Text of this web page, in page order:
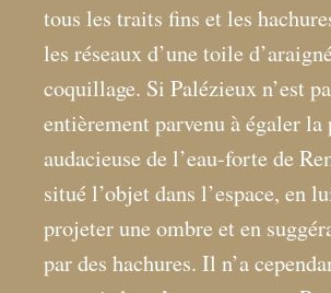
tous les traits fins et les
les réseaux d’une toile
coquillage. Si Palézieux n’est
entièrement parvenu à égaler la
audacieuse de l’eau-forte de
situé l’objet dans l’espace, en
projeter une ombre et en
par des hachures. Il n’a